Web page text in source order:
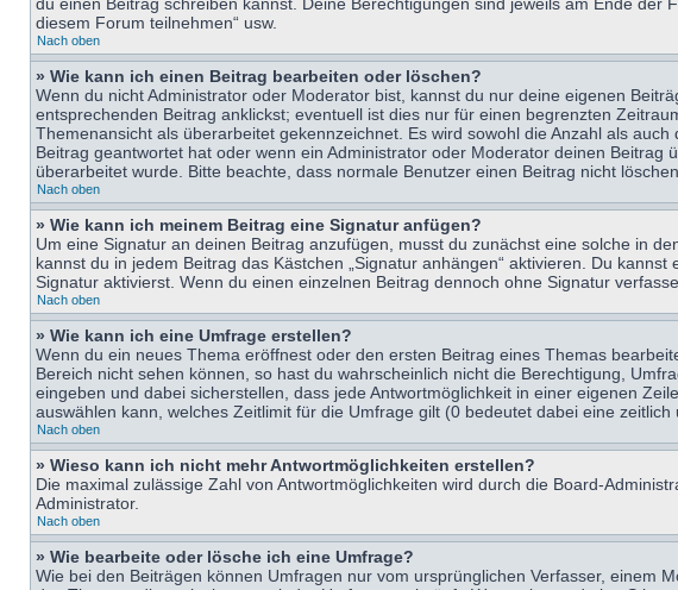
diesem Forum teilnehmen“ usw.
Nach oben
» Wie kann ich einen Beitrag bearbeiten oder löschen?
Wenn du nicht Administrator oder Moderator bist, kannst du nur deine eigenen
entsprechenden Beitrag anklickst; eventuell ist dies nur für einen begrenzten
Themenansicht als überarbeitet gekennzeichnet. Es wird sowohl die Anzahl als
Beitrag geantwortet hat oder wenn ein Administrator oder Moderator deinen
überarbeitet wurde. Bitte beachte, dass normale Benutzer einen Beitrag nicht
Nach oben
» Wie kann ich meinem Beitrag eine Signatur anfügen?
Um eine Signatur an deinen Beitrag anzufügen, musst du zunächst eine solche in
kannst du in jedem Beitrag das Kästchen „Signatur anhängen“ aktivieren. Du
Signatur aktivierst. Wenn du einen einzelnen Beitrag dennoch ohne Signatur
Nach oben
» Wie kann ich eine Umfrage erstellen?
Wenn du ein neues Thema eröffnest oder den ersten Beitrag eines Themas
Bereich nicht sehen können, so hast du wahrscheinlich nicht die Berechtigung,
eingeben und dabei sicherstellen, dass jede Antwortmöglichkeit in einer eigenen
auswählen kann, welches Zeitlimit für die Umfrage gilt (0 bedeutet dabei eine
Nach oben
» Wieso kann ich nicht mehr Antwortmöglichkeiten erstellen?
Die maximal zulässige Zahl von Antwortmöglichkeiten wird durch die Board-
Administrator.
Nach oben
» Wie bearbeite oder lösche ich eine Umfrage?
Wie bei den Beiträgen können Umfragen nur vom ursprünglichen Verfasser, einem